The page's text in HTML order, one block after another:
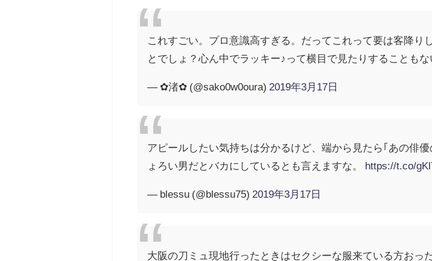
これすごい。プロ意識高すぎる。だってこれって要は客降
とでしょ？心ん中でラッキー♪って横目で見たりすることも
— ✿渚✿ (@sako0w0oura) 2019年3月17日
アピールしたい気持ちは分かるけど、端から見たら｢あの俳
ょろい男だとバカにしているとも言えますな。 https://t.co/
— blessu (@blessu75) 2019年3月17日
大阪の刀ミュ現地行ったときはセクシーな服来ている方おっ